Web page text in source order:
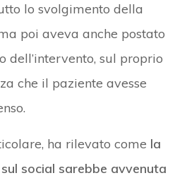
lo svolgimento della
poi aveva anche postato
dell’intervento, sul proprio
che il paziente avesse
ha rilevato come la
social sarebbe avvenuta